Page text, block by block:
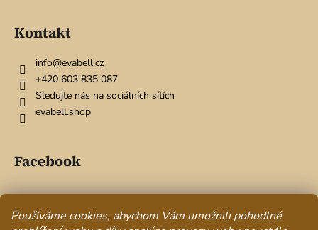
Používáme cookies, abychom Vám umožnili pohodlné
Kontakt
info@evabell.cz
+420 603 835 087
Sledujte nás na sociálních sítích
evabell.shop
Facebook